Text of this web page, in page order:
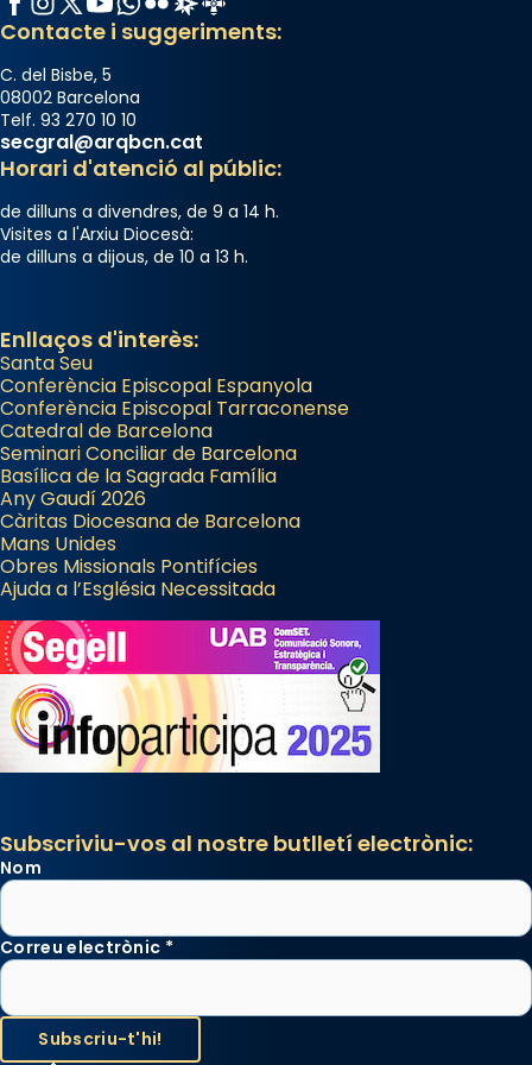
Contacte i suggeriments:
C. del Bisbe, 5
08002 Barcelona
Telf. 93 270 10 10
secgral@arqbcn.cat
Horari d'atenció al públic:
de dilluns a divendres, de 9 a 14 h.
Visites a l'Arxiu Diocesà:
de dilluns a dijous, de 10 a 13 h.
Enllaços d'interès:
Santa Seu
Conferència Episcopal Espanyola
Conferència Episcopal Tarraconense
Catedral de Barcelona
Seminari Conciliar de Barcelona
Basílica de la Sagrada Família
Any Gaudí 2026
Càritas Diocesana de Barcelona
Mans Unides
Obres Missionals Pontifícies
Ajuda a l’Església Necessitada
Subscriviu-vos al nostre butlletí electrònic:
Nom
Correu electrònic *